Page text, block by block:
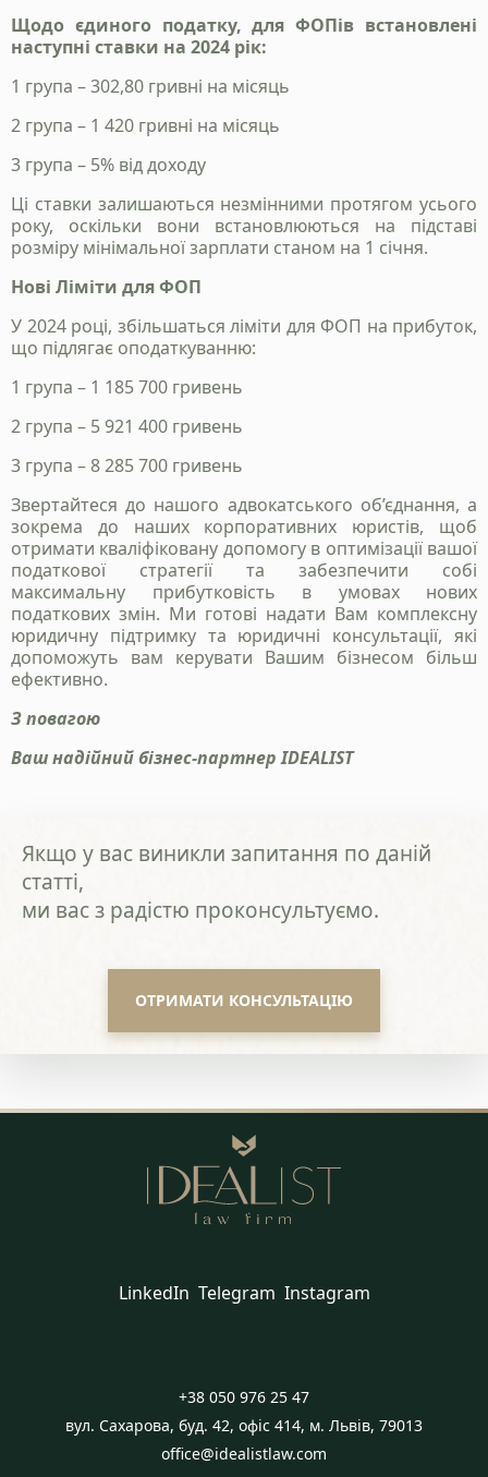
Щодо єдиного податку, для ФОПів встановлені
наступні ставки на 2024 рік:
1 група – 302,80 гривні на місяць
2 група – 1 420 гривні на місяць
3 група – 5% від доходу
Ці ставки залишаються незмінними протягом усього
року, оскільки вони встановлюються на підставі
розміру мінімальної зарплати станом на 1 січня.
Нові Ліміти для ФОП
У 2024 році, збільшаться ліміти для ФОП на прибуток,
що підлягає оподаткуванню:
1 група – 1 185 700 гривень
2 група – 5 921 400 гривень
3 група – 8 285 700 гривень
Звертайтеся до нашого адвокатського об’єднання, а
зокрема до наших корпоративних юристів, щоб
отримати кваліфіковану допомогу в оптимізації вашої
податкової стратегії та забезпечити собі
максимальну прибутковість в умовах нових
податкових змін. Ми готові надати Вам комплексну
юридичну підтримку та юридичні консультації, які
допоможуть вам керувати Вашим бізнесом більш
ефективно.
З повагою
Ваш надійний бізнес-партнер IDEALIST
Якщо у вас виникли запитання по даній
статті,
ми вас з радістю проконсультуємо.
ОТРИМАТИ КОНСУЛЬТАЦІЮ
LinkedIn Telegram Instagram
+38 050 976 25 47
вул. Сахарова, буд. 42, офіс 414, м. Львів, 79013
office@idealistlaw.com
Станьте нашим
клієнтом
Зателефонуйте нам, напишіть у telegram, чи
заповінть форму і ми зв`яжемось з вами
+38 050 976 25 47
Надіслати
Політика конфіденційності